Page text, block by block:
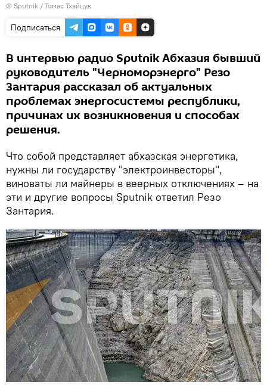
© Sputnik / Томас Тхайцук
Подписаться
В интервью радио Sputnik Абхазия бывший
руководитель "Черноморэнерго" Резо
Зантария рассказал об актуальных
проблемах энергосистемы республики,
причинах их возникновения и способах
решения.
Что собой представляет абхазская энергетика,
нужны ли государству "электроинвесторы",
виноваты ли майнеры в веерных отключениях – на
эти и другие вопросы Sputnik ответил Резо
Зантария.